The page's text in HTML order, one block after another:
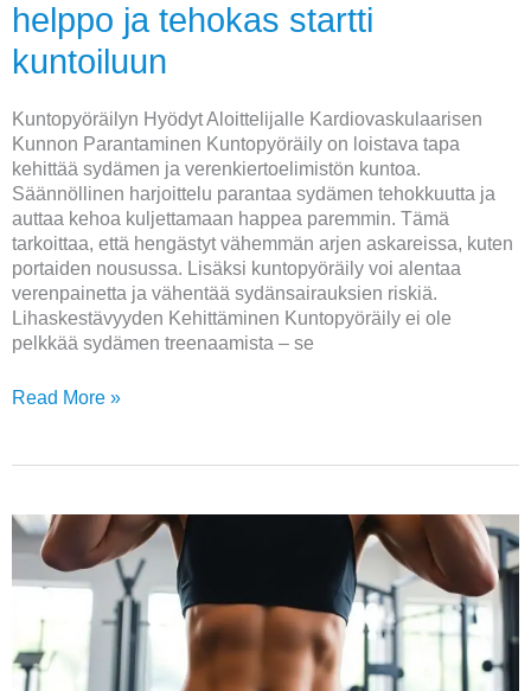
helppo ja tehokas startti
kuntoiluun
Kuntopyöräilyn Hyödyt Aloittelijalle Kardiovaskulaarisen
Kunnon Parantaminen Kuntopyöräily on loistava tapa
kehittää sydämen ja verenkiertoelimistön kuntoa.
Säännöllinen harjoittelu parantaa sydämen tehokkuutta ja
auttaa kehoa kuljettamaan happea paremmin. Tämä
tarkoittaa, että hengästyt vähemmän arjen askareissa, kuten
portaiden nousussa. Lisäksi kuntopyöräily voi alentaa
verenpainetta ja vähentää sydänsairauksien riskiä.
Lihaskestävyyden Kehittäminen Kuntopyöräily ei ole
pelkkää sydämen treenaamista – se
Read More »
Eroon
pömppömahasta
–
tehokkaimmat
keinot
litteämpään
vatsaan